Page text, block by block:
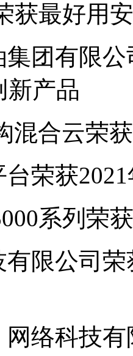
获最好用
集团有限
新产品
混合云荣
荣获
系列荣
限公司
络科技